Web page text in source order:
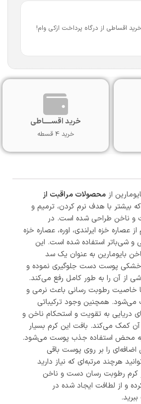
اقساطی از درگاه پرداخت ازکی وام!
خرید اقســـــاطی
خرید 4 قسطه
از محصولات مراقبت از
با هدف نرم کردن، ترمیم و
ناخن طراحی شده است. در
عصاره خزه ایرلندی، اوره، عصاره خزه
و شی‌باتر استفاده شده است. این
بایومارین به عنوان یک سد
خشکی پوست دست جلوگیری نموده و
از آن را به طور کامل رفع می‌کند.
خاصیت رطوبت رسانی باعث نرمی و
همچنین وجود ترکیباتی
دریایی به تقویت و استحکام ناخن و
کمک می‌کند. بافت این کرم بسیار
محض استفاده جذب پوست می‌شود.
را بر روی پوست باقی
هرچند مرتبه‌ای که نیاز دارید
کرم رطوبت رسان دست و ناخن
و از لطافت ایجاد شده در